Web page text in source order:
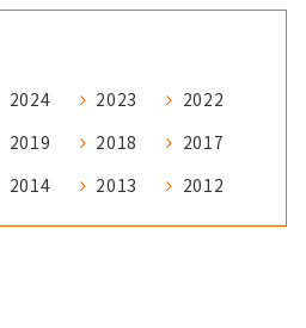
2024 2023
2022
2019 2018
2017
2014 2013 2012